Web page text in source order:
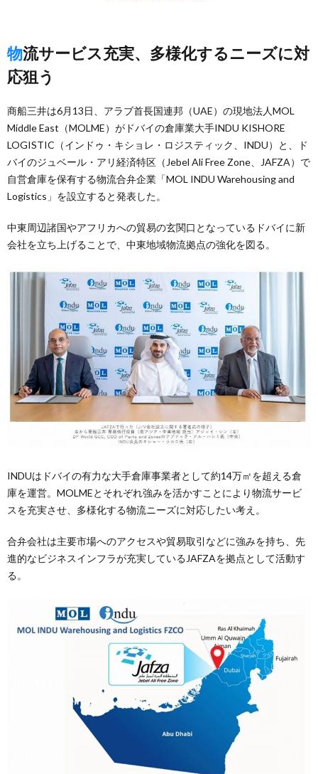
物流サービス充実、多様化するニーズに対
応狙う
商船三井は6月13日、アラブ首長国連邦（UAE）の現地法人MOL
Middle East（MOLME）がドバイの倉庫業大手INDU KISHORE
LOGISTIC（インドゥ・キショレ・ロジスティック、INDU）と、ド
バイのジュベール・アリ経済特区（Jebel Ali Free Zone、JAFZA）で
自営倉庫を保有する物流合弁企業「MOL INDU Warehousing and
Logistics」を設立すると発表した。
中東周辺諸国やアフリカへの貿易の玄関口となっているドバイに新
会社を立ち上げることで、中東地域物流拠点の強化を図る。
INDUはドバイの有力な大手倉庫事業者として約14万㎡を超える倉
庫を運営。MOLMEとそれぞれ強みを活かすことにより物流サービ
スを充実させ、多様化する物流ニーズに対応したい考え。
合弁会社は主要市場へのアクセスや貿易取引などに強みを持ち、先
進的なビジネスインフラが充実しているJAFZAを拠点として活動す
る。